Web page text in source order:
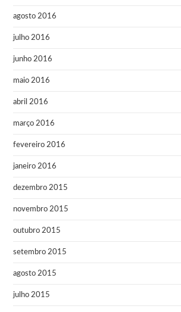
agosto 2016
julho 2016
junho 2016
maio 2016
abril 2016
março 2016
fevereiro 2016
janeiro 2016
dezembro 2015
novembro 2015
outubro 2015
setembro 2015
agosto 2015
julho 2015